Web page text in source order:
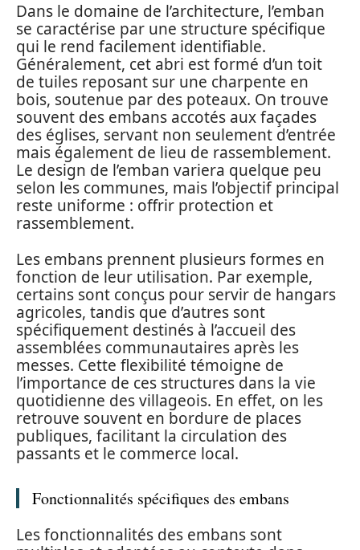
Dans le domaine de l’architecture, l’emban
se caractérise par une structure spécifique
qui le rend facilement identifiable.
Généralement, cet abri est formé d’un toit
de tuiles reposant sur une charpente en
bois, soutenue par des poteaux. On trouve
souvent des embans accotés aux façades
des églises, servant non seulement d’entrée
mais également de lieu de rassemblement.
Le design de l’emban variera quelque peu
selon les communes, mais l’objectif principal
reste uniforme : offrir protection et
rassemblement.
Les embans prennent plusieurs formes en
fonction de leur utilisation. Par exemple,
certains sont conçus pour servir de hangars
agricoles, tandis que d’autres sont
spécifiquement destinés à l’accueil des
assemblées communautaires après les
messes. Cette flexibilité témoigne de
l’importance de ces structures dans la vie
quotidienne des villageois. En effet, on les
retrouve souvent en bordure de places
publiques, facilitant la circulation des
passants et le commerce local.
Fonctionnalités spécifiques des embans
Les fonctionnalités des embans sont